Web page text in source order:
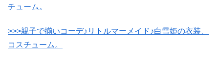
チューム。
>>>親子で揃いコーデ♪リトルマーメイド♪白雪姫の衣装、
コスチューム。